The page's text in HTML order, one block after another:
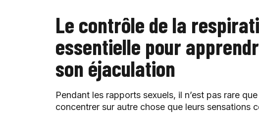
Le contrôle de la
essentielle pour
son éjaculation
Pendant les rapports sexuels, il n’est pas rare
concentrer sur autre chose que leurs sensations